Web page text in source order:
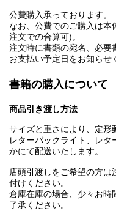
公費購入承っております。
なお、公費でのご購入は
注文での合算可)。
注文時に書類の宛名、必要
お支払い予定日をお知らせ
書籍の購入について
商品引き渡し方法
サイズと重さにより、定形
レターパックライト、レ
かにて配送いたします。
店頭引渡しをご希望の方は
付けください。
倉庫在庫の場合、少々お時
了承ください。